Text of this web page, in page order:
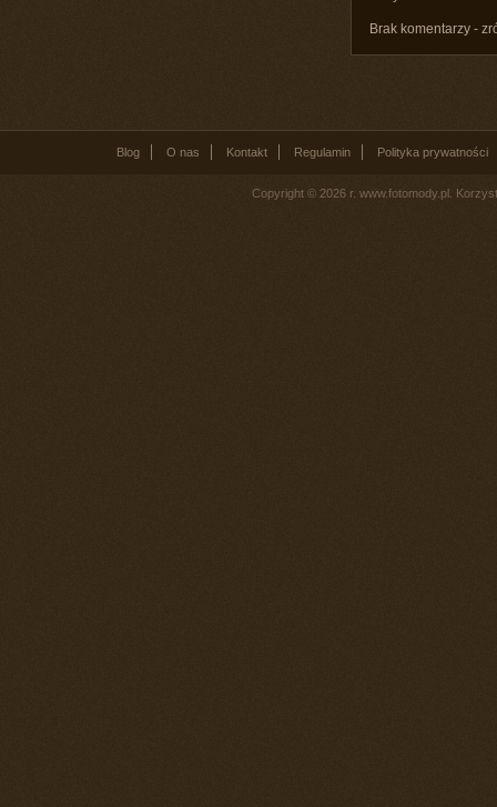
Brak komentarzy -
Blog O nas Kontakt Regulamin Polityka prywatności
Copyright © 2026 r. www.fotomody.pl.